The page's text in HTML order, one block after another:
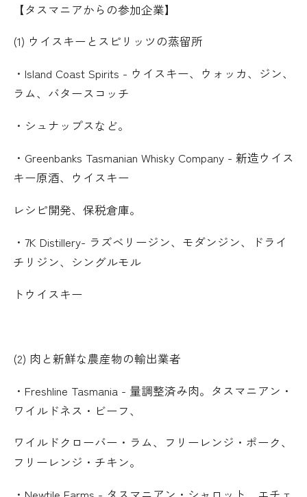
【タスマニアからの参加企業】
(1) ウイスキーとスピリッツの蒸留所
・ Island Coast Spirits - ウイスキー、ウォッカ、ジン、
ラム、バタースコッチ
・シュナップスなど。
・ Greenbanks Tasmanian Whisky Company - 新造ウイス
キー原酒、ウイスキー
レシピ開発、保税倉庫。
・ 7K Distillery- ラズベリージン、モダンジン、ドライ
チリジン、シングルモル
トウイスキー
(2) 肉と新鮮な農産物の輸出業者
・ Freshline Tasmania - 量調整済み肉。タスマニアン・
ワイルドネス・ビーフ、
ワイルドクローバー・ラム、フリーレンジ・ポーク、
フリーレンジ・チキン。